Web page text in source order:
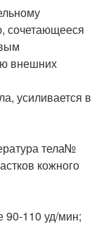
сочетающееся
внешних
усиливается в
тела№
кожного
90-110 уд/мин;